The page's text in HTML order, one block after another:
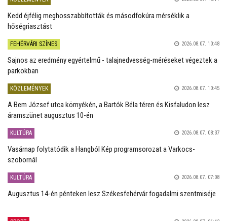
Kedd éjfélig meghosszabbították és másodfokúra mérséklik a
hőségriasztást
FEHÉRVÁRI SZÍNES 2026.08.07. 10:48
Sajnos az eredmény egyértelmű - talajnedvesség-méréseket végeztek a
parkokban
KÖZLEMÉNYEK 2026.08.07. 10:45
A Bem József utca környékén, a Bartók Béla téren és Kisfaludon lesz
áramszünet augusztus 10-én
KULTÚRA 2026.08.07. 08:37
Vasárnap folytatódik a Hangból Kép programsorozat a Varkocs-
szobornál
KULTÚRA 2026.08.07. 07:08
Augusztus 14-én pénteken lesz Székesfehérvár fogadalmi szentmiséje